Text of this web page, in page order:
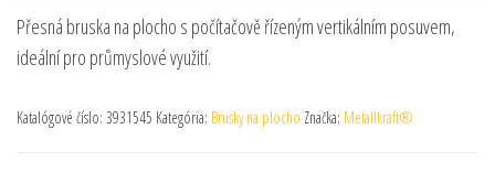
Přesná bruska na plocho s počítačově řízeným vertikálním posuvem,
ideální pro průmyslové využití.
Katalógové číslo: 3931545 Kategória: Brusky na plocho Značka: Metallkraft®